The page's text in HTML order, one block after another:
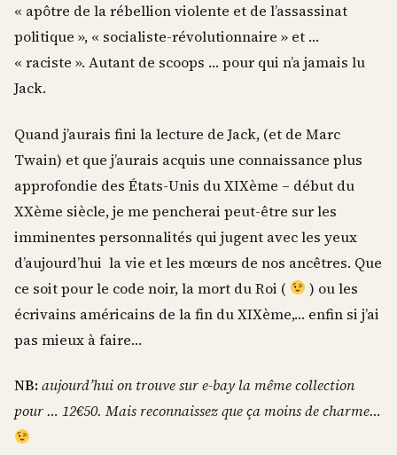
« apôtre de la rébellion violente et de l’assassinat
politique », « socialiste-révolutionnaire » et …
« raciste ». Autant de scoops … pour qui n’a jamais lu
Jack.
Quand j’aurais fini la lecture de Jack, (et de Marc
Twain) et que j’aurais acquis une connaissance plus
approfondie des États-Unis du XIXème – début du
XXème siècle, je me pencherai peut-être sur les
imminentes personnalités qui jugent avec les yeux
d’aujourd’hui la vie et les mœurs de nos ancêtres. Que
ce soit pour le code noir, la mort du Roi (
) ou les
écrivains américains de la fin du XIXème,… enfin si j’ai
pas mieux à faire…
NB: aujourd’hui on trouve sur e-bay la même collection
pour … 12€50. Mais reconnaissez que ça moins de charme…